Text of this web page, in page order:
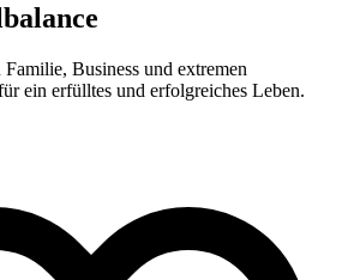
Business und extremen
ein erfülltes und erfolgreiches Leben.